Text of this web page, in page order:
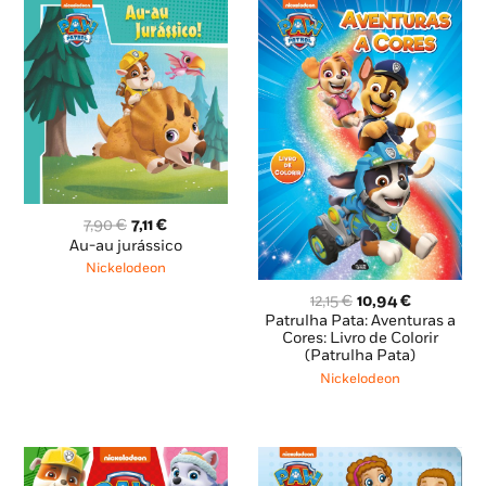
7,90€ O
preço
original
7,11€O
preço
Au-au jurássico
Nickelodeon
12,15€ O
preço
original
era:
12,15 €.
10,94€O
preço
atual
é:
Patrulha Pata: Aventuras a
Cores: Livro de Colorir
(Patrulha Pata)
Nickelodeon